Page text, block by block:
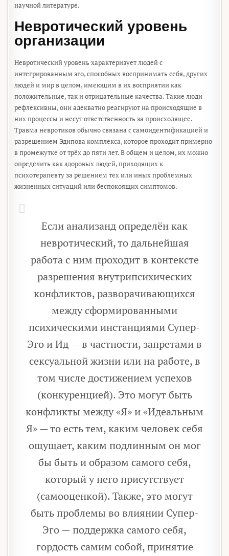
научной литературе.
Невротический уровень
организации
Невротический уровень характеризует людей с
интегрированным эго, способных воспринимать себя, других
людей и мир в целом, имеющим в их восприятии как
положительные, так и отрицательные качества. Такие люди
рефлексивны, они адекватно реагируют на происходящие в
них процессы и несут ответственность за происходящее.
Травма невротиков обычно связана с самоидентификацией и
разрешением Эдипова комплекса, которое проходит примерно
в промежутке от трёх до пяти лет. В общем и целом, их можно
определить как здоровых людей, приходящих к
психотерапевту за решением тех или иных проблемных
жизненных ситуаций или беспокоящих симптомов.
Если анализанд определён как
невротический, то дальнейшая
работа с ним проходит в контексте
разрешения внутрипсихических
конфликтов, разворачивающихся
между сформированными
психическими инстанциями Супер-
Эго и Ид — в частности, запретами в
сексуальной жизни или на работе, в
том числе достижением успехов
(конкуренцией). Это могут быть
конфликты между «Я» и «Идеальным
Я» — то есть тем, каким человек себя
ощущает, каким подлинным он мог
бы быть и образом самого себя,
который у него присутствует
(самооценкой). Также, это могут
быть проблемы во влиянии Супер-
Эго — поддержка самого себя,
гордость самим собой, принятие